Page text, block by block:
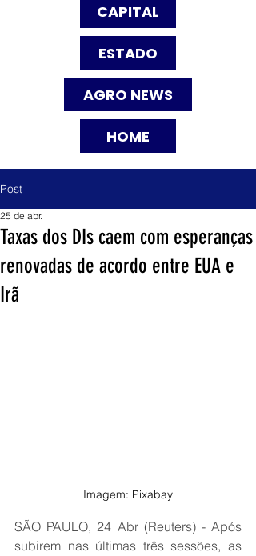
CAPITAL
ESTADO
AGRO NEWS
HOME
Post
Taxas dos DIs caem com esperanças
renovadas de acordo entre EUA e
Irã
25 de abr.
Imagem: Pixabay
SÃO PAULO, 24 Abr (Reuters) - Após
subirem nas últimas três sessões, as